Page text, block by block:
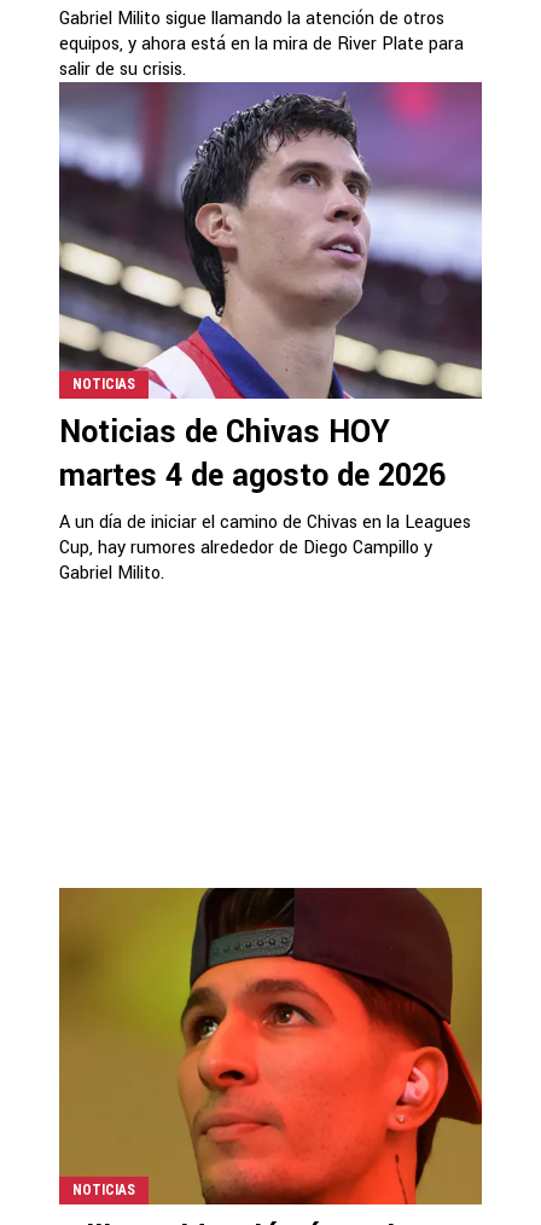
Gabriel Milito sigue llamando la atención de otros
equipos, y ahora está en la mira de River Plate para
salir de su crisis.
NOTICIAS
Noticias de Chivas HOY
martes 4 de agosto de 2026
A un día de iniciar el camino de Chivas en la Leagues
Cup, hay rumores alrededor de Diego Campillo y
Gabriel Milito.
NOTICIAS